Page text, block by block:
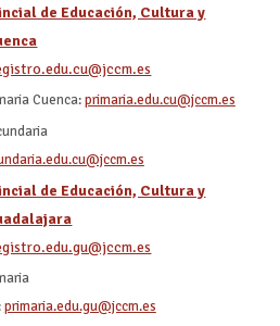
de Educación, Cultura y
Cuenca:primaria.edu.cu@jccm.es
de Educación, Cultura y
primaria.edu.gu@jccm.es